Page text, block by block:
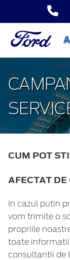
CUM POT
AFECTAT
In cazul putin
vom trimite o
propriile
toate
consultantii de